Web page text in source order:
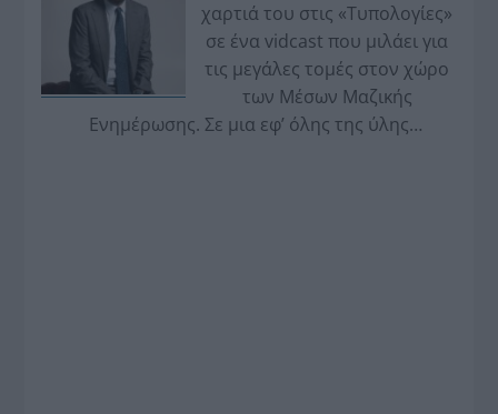
χαρτιά του στις «Τυπολογίες»
σε ένα vidcast που μιλάει για
τις μεγάλες τομές στον χώρο
των Μέσων Μαζικής
Ενημέρωσης. Σε μια εφ’ όλης της ύλης